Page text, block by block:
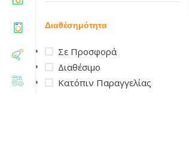
Διαθέσημότητα
Σε Προσφορά
Διαθέσιμο
Κατόπιν Παραγγελίας